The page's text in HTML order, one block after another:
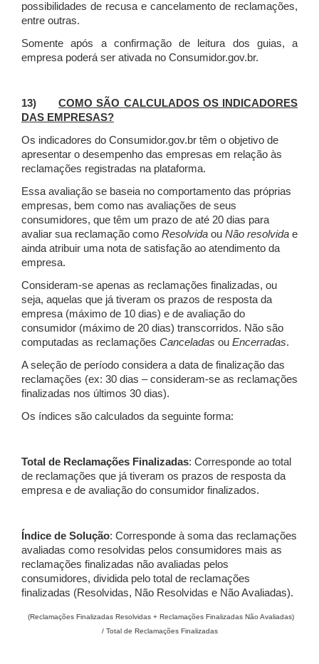
possibilidades de recusa e cancelamento de reclamações,
entre outras.
Somente após a confirmação de leitura dos guias, a
empresa poderá ser ativada no Consumidor.gov.br.
13)COMO SÃO CALCULADOS OS INDICADORES
DAS EMPRESAS?
Os indicadores do Consumidor.gov.br têm o objetivo de
apresentar o desempenho das empresas em relação às
reclamações registradas na plataforma.
Essa avaliação se baseia no comportamento das próprias
empresas, bem como nas avaliações de seus
consumidores, que têm um prazo de até 20 dias para
avaliar sua reclamação como Resolvida ou Não resolvida e
ainda atribuir uma nota de satisfação ao atendimento da
empresa.
Consideram-se apenas as reclamações finalizadas, ou
seja, aquelas que já tiveram os prazos de resposta da
empresa (máximo de 10 dias) e de avaliação do
consumidor (máximo de 20 dias) transcorridos. Não são
computadas as reclamações Canceladas ou Encerradas.
A seleção de período considera a data de finalização das
reclamações (ex: 30 dias – consideram-se as reclamações
finalizadas nos últimos 30 dias).
Os índices são calculados da seguinte forma:
Total de Reclamações Finalizadas: Corresponde ao total
de reclamações que já tiveram os prazos de resposta da
empresa e de avaliação do consumidor finalizados.
Índice de Solução: Corresponde à soma das reclamações
avaliadas como resolvidas pelos consumidores mais as
reclamações finalizadas não avaliadas pelos
consumidores, dividida pelo total de reclamações
finalizadas (Resolvidas, Não Resolvidas e Não Avaliadas).
(Reclamações Finalizadas Resolvidas + Reclamações Finalizadas Não Avaliadas)
/ Total de Reclamações Finalizadas